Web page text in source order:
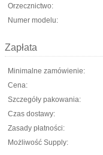
Orzecznictwo:
Numer modelu:
Zapłata
Minimalne zamówienie:
Cena:
Szczegóły pakowania:
Czas dostawy:
Zasady płatności:
Możliwość Supply: